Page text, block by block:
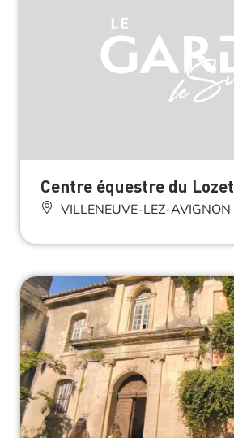
Centre équestre du Lozet
VILLENEUVE-LEZ-AVIGNON